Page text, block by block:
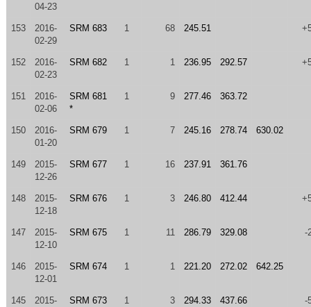
04-23
153
2016-
02-29
SRM 683 1 68 245.51
152
2016-
02-23
SRM 682 1 1 236.95 292.57
151
2016-
02-06
SRM 681
*
1 9 277.46 363.72
150
2016-
01-20
SRM 679 1 7 245.16 278.74 630.02
149
2015-
12-26
SRM 677 1 16 237.91 361.76
148
2015-
12-18
SRM 676 1 3 246.80 412.44
147
2015-
12-10
SRM 675 1 11 286.79 329.08 -
146
2015-
12-01
SRM 674 1 1 221.20 272.02 642.25
145
2015-
SRM 673 1 3 294.33 437.66 -